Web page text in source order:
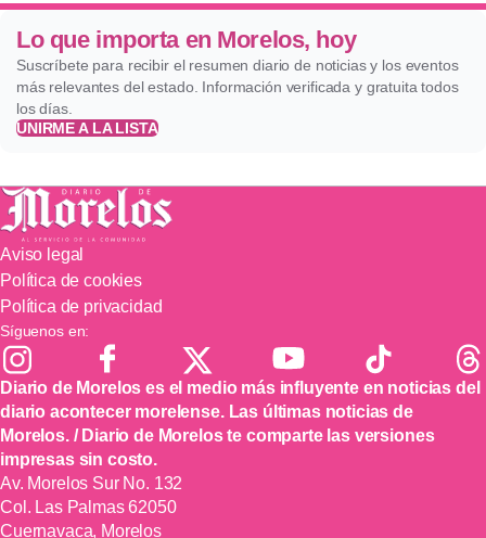
Lo que importa en Morelos, hoy
Suscríbete para recibir el resumen diario de noticias y los eventos
más relevantes del estado. Información verificada y gratuita todos
los días.
UNIRME A LA LISTA
Aviso legal
Política de cookies
Política de privacidad
Síguenos en:
Diario de Morelos es el medio más influyente en noticias del
diario acontecer morelense. Las últimas noticias de
Morelos. / Diario de Morelos te comparte las versiones
impresas sin costo.
Av. Morelos Sur No. 132
Col. Las Palmas 62050
Cuernavaca, Morelos